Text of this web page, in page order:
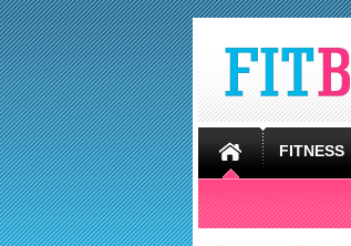
FITNESS